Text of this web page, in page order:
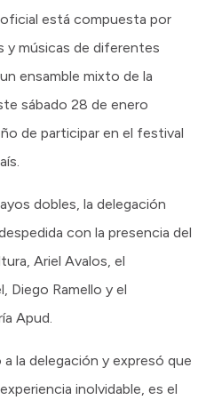
está compuesta por
y músicas de diferentes
ensamble mixto de la
sábado 28 de enero
de participar en el festival
dobles, la delegación
con la presencia del
Ariel Avalos, el
Diego Ramello y el
Apud.
la delegación y expresó que
inolvidable, es el